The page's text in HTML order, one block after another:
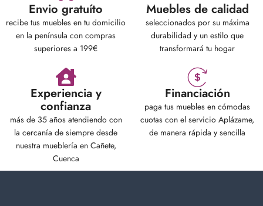
Envio gratuíto
recibe tus muebles en tu domicilio
en la península con compras
superiores a 199€
Muebles de calidad
seleccionados por su máxima
durabilidad y un estilo que
transformará tu hogar
Experiencia y
confianza
más de 35 años atendiendo con
la cercanía de siempre desde
nuestra mueblería en Cañete,
Cuenca
Financiación
paga tus muebles en cómodas
cuotas con el servicio Aplázame,
de manera rápida y sencilla